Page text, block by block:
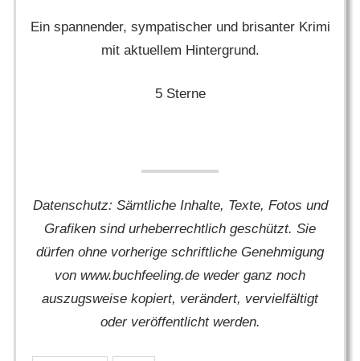
Ein spannender, sympatischer und brisanter Krimi
mit aktuellem Hintergrund.
5 Sterne
Datenschutz: Sämtliche Inhalte, Texte, Fotos und
Grafiken sind urheberrechtlich geschützt. Sie
dürfen ohne vorherige schriftliche Genehmigung
von www.buchfeeling.de weder ganz noch
auszugsweise kopiert, verändert, vervielfältigt
oder veröffentlicht werden.